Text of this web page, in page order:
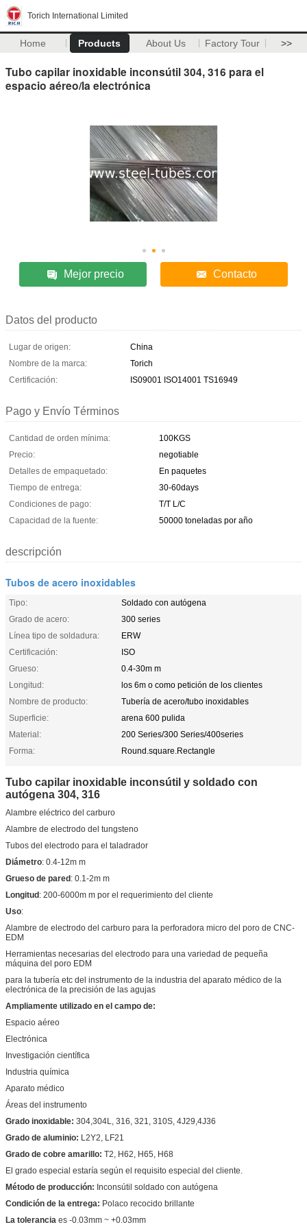
Torich International Limited
Home Products About Us Factory Tour >>
Tubo capilar inoxidable inconsútil 304, 316 para el
espacio aéreo/la electrónica
Mejor precio Contacto
Datos del producto
Lugar de origen:
China
Nombre de la marca:
Torich
Certificación:
IS09001 ISO14001 TS16949
Pago y Envío Términos
Cantidad de orden mínima:
100KGS
Precio:
negotiable
Detalles de empaquetado:
En paquetes
Tiempo de entrega:
30-60days
Condiciones de pago:
T/T L/C
Capacidad de la fuente:
50000 toneladas por año
descripción
Tubos de acero inoxidables
Tipo:
Soldado con autógena
Grado de acero:
300 series
Línea tipo de soldadura:
ERW
Certificación:
ISO
Grueso:
0.4-30m m
Longitud:
los 6m o como petición de los clientes
Nombre de producto:
Tubería de acero/tubo inoxidables
Superficie:
arena 600 pulida
Material:
200 Series/300 Series/400series
Forma:
Round.square.Rectangle
Tubo capilar inoxidable inconsútil y soldado con
autógena 304, 316
Alambre eléctrico del carburo
Alambre de electrodo del tungsteno
Tubos del electrodo para el taladrador
Diámetro: 0.4-12m m
Grueso de pared: 0.1-2m m
Longitud: 200-6000m m por el requerimiento del cliente
Uso:
Alambre de electrodo del carburo para la perforadora micro del poro de CNC-
EDM
Herramientas necesarias del electrodo para una variedad de pequeña
máquina del poro EDM
para la tubería etc del instrumento de la industria del aparato médico de la
electrónica de la precisión de las agujas
Ampliamente utilizado en el campo de:
Espacio aéreo
Electrónica
Investigación científica
Industria química
Aparato médico
Áreas del instrumento
Grado inoxidable: 304,304L, 316, 321, 310S, 4J29,4J36
Grado de aluminio: L2Y2, LF21
Grado de cobre amarillo: T2, H62, H65, H68
El grado especial estaría según el requisito especial del cliente.
Método de producción: Inconsútil soldado con autógena
Condición de la entrega: Polaco recocido brillante
La tolerancia es -0.03mm ~ +0.03mm